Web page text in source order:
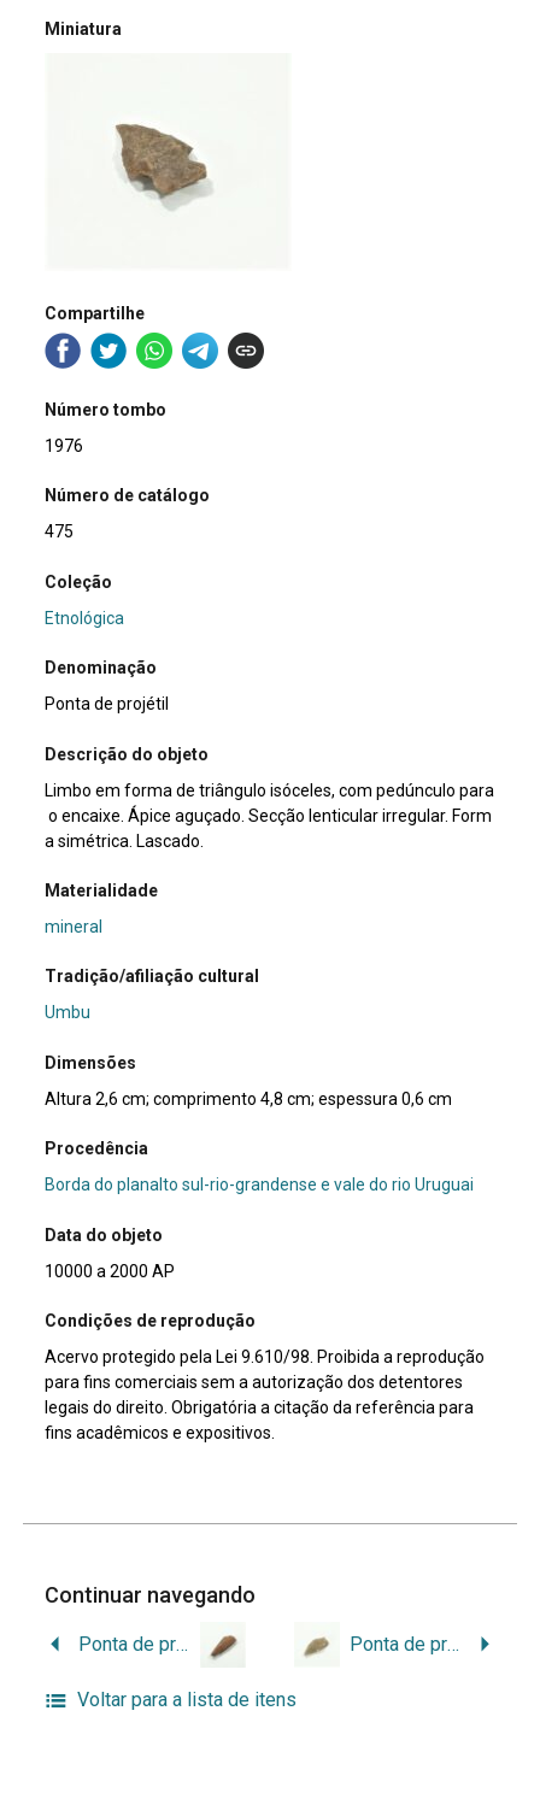
Miniatura
Compartilhe
Número tombo
1976
Número de catálogo
475
Coleção
Etnológica
Denominação
Ponta de projétil
Descrição do objeto
Limbo em forma de triângulo isóceles, com pedúnculo para
o encaixe. Ápice aguçado. Secção lenticular irregular. Form
a simétrica. Lascado.
Materialidade
mineral
Tradição/afiliação cultural
Umbu
Dimensões
Altura 2,6 cm; comprimento 4,8 cm; espessura 0,6 cm
Procedência
Borda do planalto sul-rio-grandense e vale do rio Uruguai
Data do objeto
10000 a 2000 AP
Condições de reprodução
Acervo protegido pela Lei 9.610/98. Proibida a reprodução
para fins comerciais sem a autorização dos detentores
legais do direito. Obrigatória a citação da referência para
fins acadêmicos e expositivos.
Continuar navegando
Ponta de projétil Ponta de projétil
Voltar para a lista de itens